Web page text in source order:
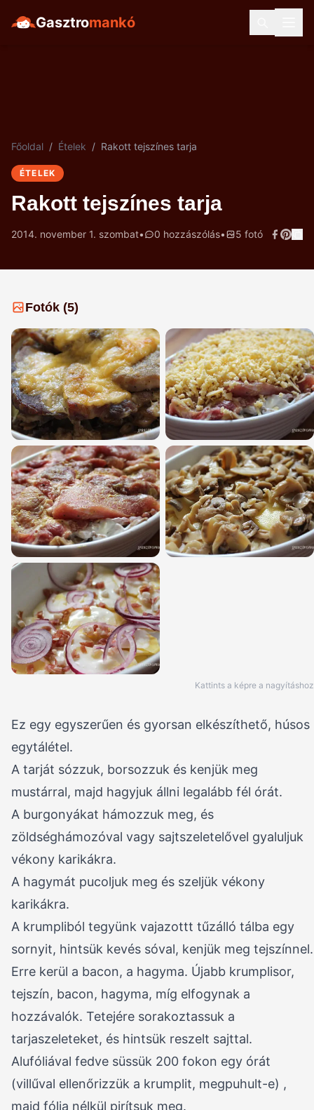
Gasztromankó
Főoldal / Ételek / Rakott tejszínes tarja
ÉTELEK
Rakott tejszínes tarja
2014. november 1. szombat• 0 hozzászólás• 5 fotó
Fotók (5)
Kattints a képre a nagyításhoz
Ez egy egyszerűen és gyorsan elkészíthető, húsos
egytálétel.
A tarját sózzuk, borsozzuk és kenjük meg
mustárral, majd hagyjuk állni legalább fél órát.
A burgonyákat hámozzuk meg, és
zöldséghámozóval vagy sajtszeletelővel gyaluljuk
vékony karikákra.
A hagymát pucoljuk meg és szeljük vékony
karikákra.
A krumpliból tegyünk vajazottt tűzálló tálba egy
sornyit, hintsük kevés sóval, kenjük meg tejszínnel.
Erre kerül a bacon, a hagyma. Újabb krumplisor,
tejszín, bacon, hagyma, míg elfogynak a
hozzávalók. Tetejére sorakoztassuk a
tarjaszeleteket, és hintsük reszelt sajttal.
Alufóliával fedve süssük 200 fokon egy órát
(villűval ellenőrizzük a krumplit, megpuhult-e) ,
majd fólia nélkül pirítsuk meg.